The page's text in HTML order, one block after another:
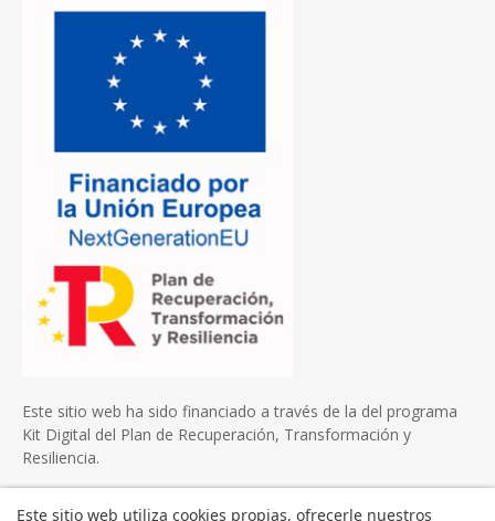
Este sitio web ha sido financiado a través de la del programa
Kit Digital del Plan de Recuperación, Transformación y
Resiliencia.
Este sitio web utiliza cookies propias, ofrecerle nuestros